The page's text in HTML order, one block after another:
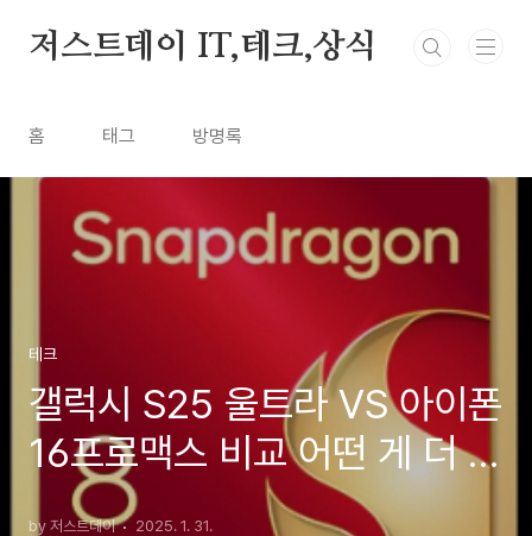
저스트데이 IT,테크,상식
홈 태그 방명록
테크
갤럭시 S25 울트라 VS 아이폰
16프로맥스 비교 어떤 게 더 좋
을까?
by 저스트데이 2025. 1. 31.